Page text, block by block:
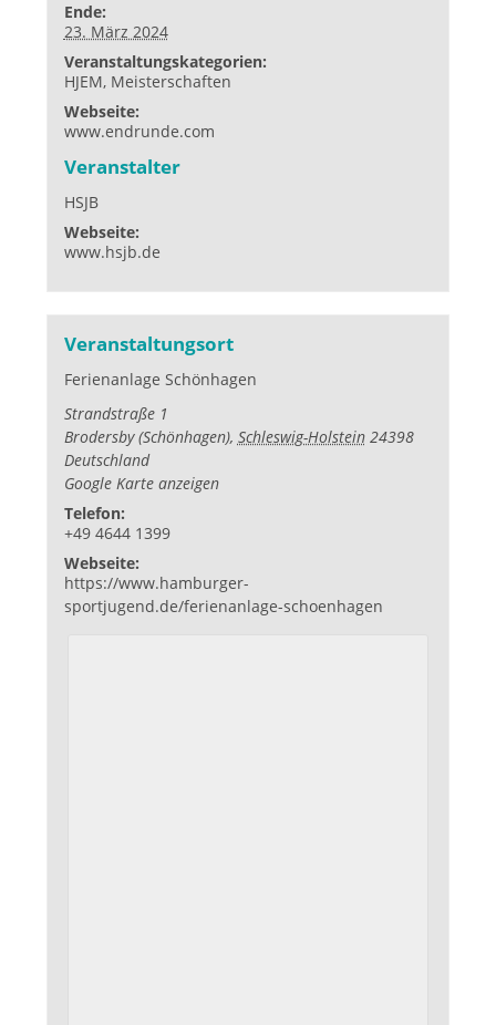
Ende:
23. März 2024
Veranstaltungskategorien:
HJEM, Meisterschaften
Webseite:
www.endrunde.com
Veranstalter
HSJB
Webseite:
www.hsjb.de
Veranstaltungsort
Ferienanlage Schönhagen
Strandstraße 1
Brodersby (Schönhagen), Schleswig-Holstein 24398
Deutschland
Google Karte anzeigen
Telefon:
+49 4644 1399
Webseite:
https://www.hamburger-
sportjugend.de/ferienanlage-schoenhagen